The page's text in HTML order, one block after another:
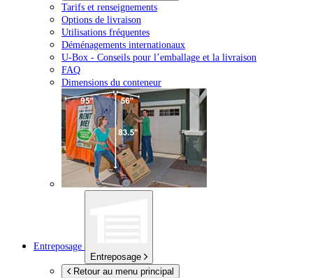
Tarifs et renseignements
Options de livraison
Utilisations fréquentes
Déménagements internationaux
U-Box - Conseils pour l’emballage et la livraison
FAQ
Dimensions du conteneur
Entreposage
Entreposage
Retour au menu principal